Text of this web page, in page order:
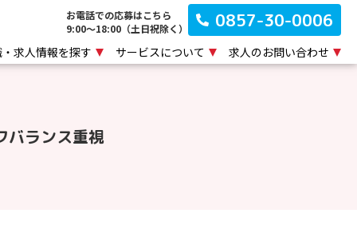
お電話での応募はこちら
9:00～18:00（土日祝除く）
0857-30-0006
求人情報を探す サービスについて 求人のお問い合わせ
バランス重視